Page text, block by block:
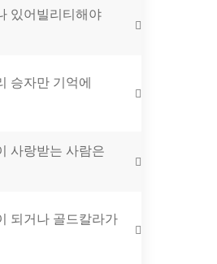
있어빌리티해야
승자만 기억에
사랑받는 사람은
되거나 골드칼라가